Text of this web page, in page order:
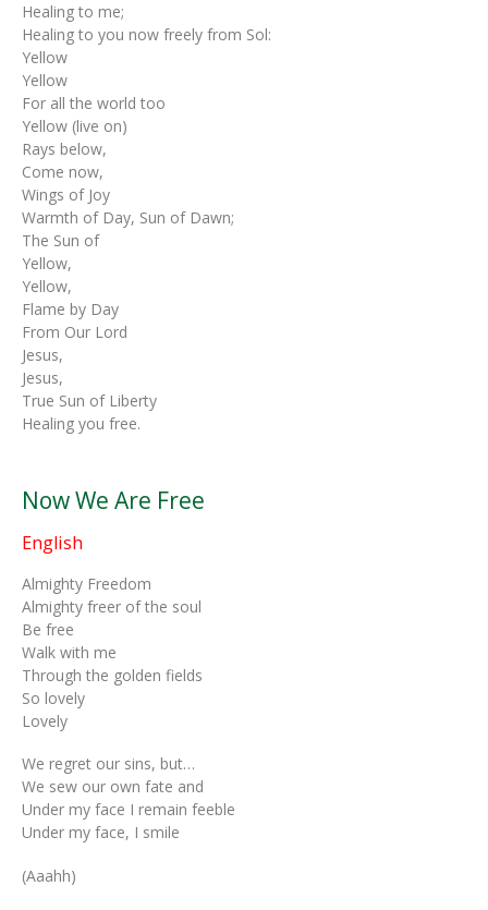
Healing to me;
Healing to you now freely from Sol:
Yellow
Yellow
For all the world too
Yellow (live on)
Rays below,
Come now,
Wings of Joy
Warmth of Day, Sun of Dawn;
The Sun of
Yellow,
Yellow,
Flame by Day
From Our Lord
Jesus,
Jesus,
True Sun of Liberty
Healing you free.
Now We Are Free
English
Almighty Freedom
Almighty freer of the soul
Be free
Walk with me
Through the golden fields
So lovely
Lovely
We regret our sins, but…
We sew our own fate and
Under my face I remain feeble
Under my face, I smile
(Aaahh)